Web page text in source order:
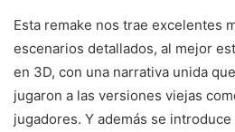
Esta remake nos trae excelentes
escenarios detallados, al mejor
en 3D, con una narrativa unida
jugaron a las versiones viejas
jugadores. Y además se